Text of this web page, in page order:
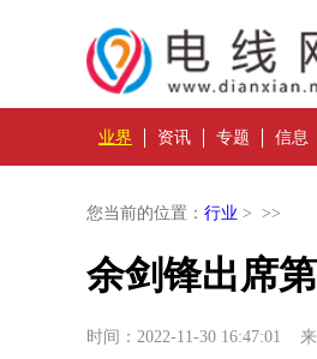
业界 资讯 专题 信息
您当前的位置： 行业 > >>
余剑锋出席
时间：2022-11-30 16:47:01 来